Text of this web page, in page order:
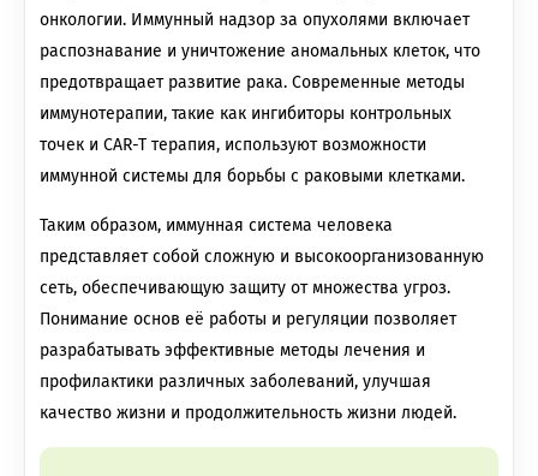
онкологии. Иммунный надзор за опухолями включает
распознавание и уничтожение аномальных клеток, что
предотвращает развитие рака. Современные методы
иммунотерапии, такие как ингибиторы контрольных
точек и CAR-T терапия, используют возможности
иммунной системы для борьбы с раковыми клетками.
Таким образом, иммунная система человека
представляет собой сложную и высокоорганизованную
сеть, обеспечивающую защиту от множества угроз.
Понимание основ её работы и регуляции позволяет
разрабатывать эффективные методы лечения и
профилактики различных заболеваний, улучшая
качество жизни и продолжительность жизни людей.